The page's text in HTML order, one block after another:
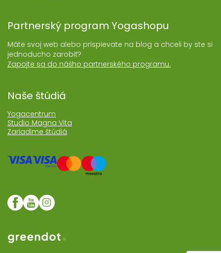
Partnerský program Yogashopu
Máte svoj web alebo prispievate na blog a chceli by ste si
jednoducho zarobiť?
Zapojte sa do nášho partnerského programu.
Naše štúdiá
Yogacentrum
Studio Magna Vita
Zariadime štúdiá
Web realizoval Greendot